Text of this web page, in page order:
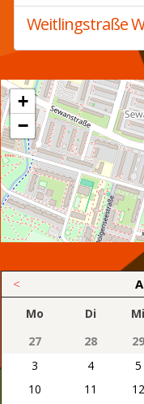
Weitlingstraße
+
−
<
Mo Di Mi
27
28 29
3
4 5
10
11 12